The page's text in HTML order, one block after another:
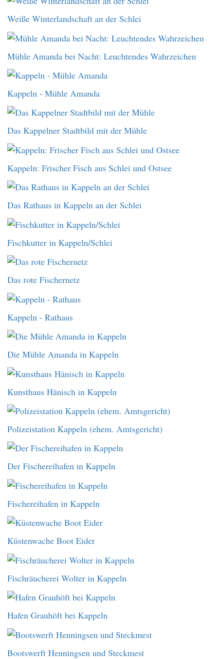
Weiße Winterlandschaft an der Schlei
Mühle Amanda bei Nacht: Leuchtendes Wahrzeichen
Kappeln - Mühle Amanda
Das Kappelner Stadtbild mit der Mühle
Kappeln: Frischer Fisch aus Schlei und Ostsee
Das Rathaus in Kappeln an der Schlei
Fischkutter in Kappeln/Schlei
Das rote Fischernetz
Kappeln - Rathaus
Die Mühle Amanda in Kappeln
Kunsthaus Hänisch in Kappeln
Polizeistation Kappeln (ehem. Amtsgericht)
Der Fischereihafen in Kappeln
Fischereihafen in Kappeln
Küstenwache Boot Eider
Fischräucherei Wolter in Kappeln
Hafen Grauhöft bei Kappeln
Bootswerft Henningsen und Steckmest